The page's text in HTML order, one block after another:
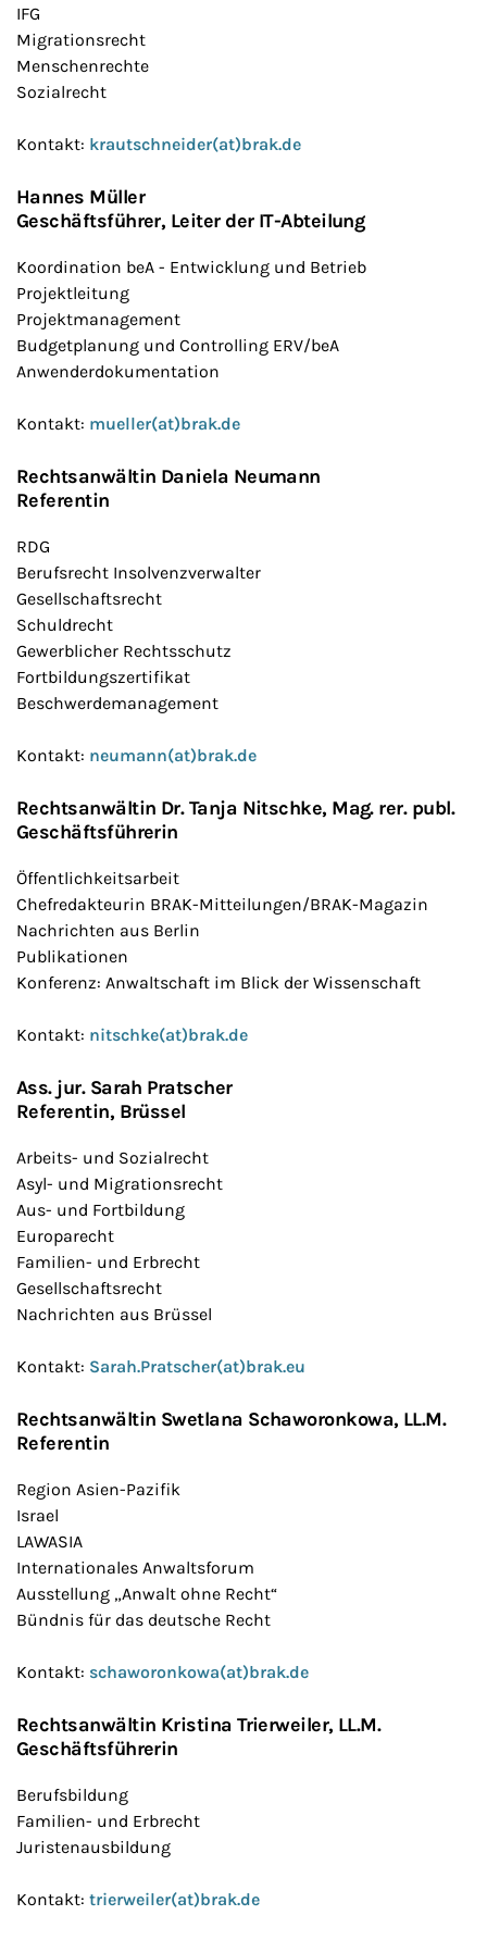
IFG
Migrationsrecht
Menschenrechte
Sozialrecht
Kontakt: krautschneider(at)brak.de
Hannes Müller
Geschäftsführer, Leiter der IT-Abteilung
Koordination beA - Entwicklung und Betrieb
Projektleitung
Projektmanagement
Budgetplanung und Controlling ERV/beA
Anwenderdokumentation
Kontakt: mueller(at)brak.de
Rechtsanwältin Daniela Neumann
Referentin
RDG
Berufsrecht Insolvenzverwalter
Gesellschaftsrecht
Schuldrecht
Gewerblicher Rechtsschutz
Fortbildungszertifikat
Beschwerdemanagement
Kontakt: neumann(at)brak.de
Rechtsanwältin Dr. Tanja Nitschke, Mag. rer. publ.
Geschäftsführerin
Öffentlichkeitsarbeit
Chefredakteurin BRAK-Mitteilungen/BRAK-Magazin
Nachrichten aus Berlin
Publikationen
Konferenz: Anwaltschaft im Blick der Wissenschaft
Kontakt: nitschke(at)brak.de
Ass. jur. Sarah Pratscher
Referentin, Brüssel
Arbeits- und Sozialrecht
Asyl- und Migrationsrecht
Aus- und Fortbildung
Europarecht
Familien- und Erbrecht
Gesellschaftsrecht
Nachrichten aus Brüssel
Kontakt: Sarah.Pratscher(at)brak.eu
Rechtsanwältin Swetlana Schaworonkowa, LL.M.
Referentin
Region Asien-Pazifik
Israel
LAWASIA
Internationales Anwaltsforum
Ausstellung „Anwalt ohne Recht“
Bündnis für das deutsche Recht
Kontakt: schaworonkowa(at)brak.de
Rechtsanwältin Kristina Trierweiler, LL.M.
Geschäftsführerin
Berufsbildung
Familien- und Erbrecht
Juristenausbildung
Kontakt: trierweiler(at)brak.de